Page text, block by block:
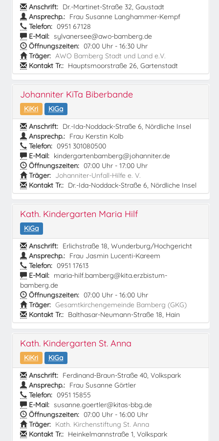
Anschrift: Dr.-Martinet-Straße 32, Gaustadt
Ansprechp.: Frau Susanne Langhammer-Kempf
Telefon: 0951 67128
E-Mail: sylvanersee@awo-bamberg.de
Öffnungszeiten: 07:00 Uhr - 16:30 Uhr
Träger: AWO Bamberg Stadt und Land e.V.
Kontakt Tr.: Hauptsmoorstraße 26, Gartenstadt
Johanniter KiTa Biberbande
KiKri
KiGa
Anschrift: Dr.-Ida-Noddack-Straße 6, Nördliche Insel
Ansprechp.: Frau Kerstin Kolb
Telefon: 0951 301080500
E-Mail: kindergartenbamberg@johanniter.de
Öffnungszeiten: 07:00 Uhr - 17:00 Uhr
Träger: Johanniter-Unfall-Hilfe e. V.
Kontakt Tr.: Dr.-Ida-Noddack-Straße 6, Nördliche Insel
Kath. Kindergarten Maria Hilf
KiGa
Anschrift: Erlichstraße 18, Wunderburg/Hochgericht
Ansprechp.: Frau Jasmin Lucenti-Kareem
Telefon: 0951 17613
E-Mail: maria-hilf.bamberg@kita.erzbistum-
bamberg.de
Öffnungszeiten: 07:00 Uhr - 16:00 Uhr
Träger: Gesamtkirchengemeinde Bamberg (GKG)
Kontakt Tr.: Balthasar-Neumann-Straße 18, Hain
Kath. Kindergarten St. Anna
KiKri
KiGa
Anschrift: Ferdinand-Braun-Straße 40, Volkspark
Ansprechp.: Frau Susanne Görtler
Telefon: 0951 15855
E-Mail: susanne.goertler@kitas-bbg.de
Öffnungszeiten: 07:00 Uhr - 16:00 Uhr
Träger: Kath. Kirchenstiftung St. Anna
Kontakt Tr.: Heinkelmannstraße 1, Volkspark